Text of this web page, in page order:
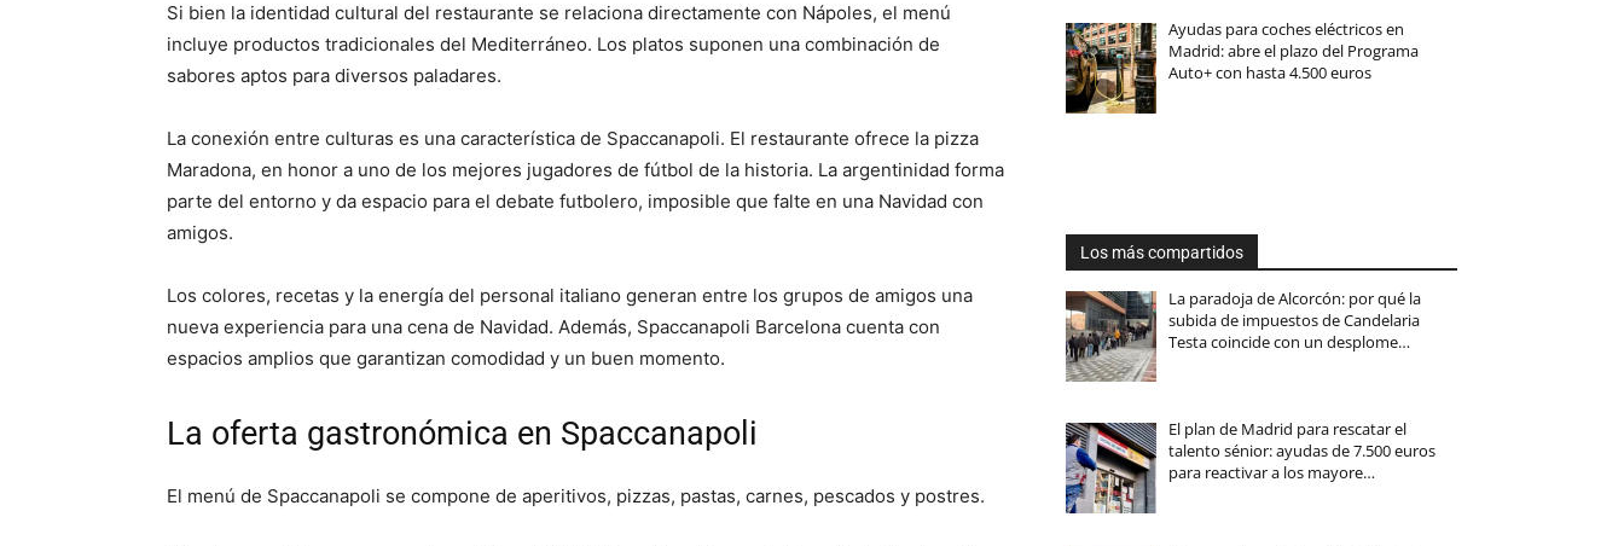
Si bien la identidad cultural del restaurante se relaciona directamente con Nápoles, el menú
incluye productos tradicionales del Mediterráneo. Los platos suponen una combinación de
sabores aptos para diversos paladares.
La conexión entre culturas es una característica de Spaccanapoli. El restaurante ofrece la pizza
Maradona, en honor a uno de los mejores jugadores de fútbol de la historia. La argentinidad forma
parte del entorno y da espacio para el debate futbolero, imposible que falte en una Navidad con
amigos.
Los colores, recetas y la energía del personal italiano generan entre los grupos de amigos una
nueva experiencia para una cena de Navidad. Además, Spaccanapoli Barcelona cuenta con
espacios amplios que garantizan comodidad y un buen momento.
La oferta gastronómica en Spaccanapoli
El menú de Spaccanapoli se compone de aperitivos, pizzas, pastas, carnes, pescados y postres.
Ayudas para coches eléctricos en
Madrid: abre el plazo del Programa
Auto+ con hasta 4.500 euros
Los más compartidos
La paradoja de Alcorcón: por qué la
subida de impuestos de Candelaria
Testa coincide con un desplome…
El plan de Madrid para rescatar el
talento sénior: ayudas de 7.500 euros
para reactivar a los mayore…